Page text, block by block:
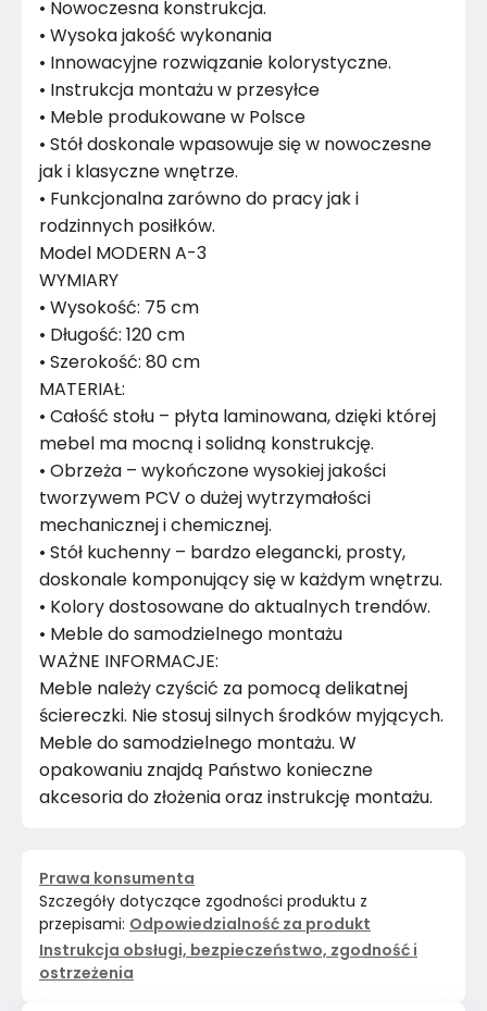
• Nowoczesna konstrukcja.
• Wysoka jakość wykonania
• Innowacyjne rozwiązanie kolorystyczne.
• Instrukcja montażu w przesyłce
• Meble produkowane w Polsce
• Stół doskonale wpasowuje się w nowoczesne
jak i klasyczne wnętrze.
• Funkcjonalna zarówno do pracy jak i
rodzinnych posiłków.
Model MODERN A-3
WYMIARY
• Wysokość: 75 cm
• Długość: 120 cm
• Szerokość: 80 cm
MATERIAŁ:
• Całość stołu – płyta laminowana, dzięki której
mebel ma mocną i solidną konstrukcję.
• Obrzeża – wykończone wysokiej jakości
tworzywem PCV o dużej wytrzymałości
mechanicznej i chemicznej.
• Stół kuchenny – bardzo elegancki, prosty,
doskonale komponujący się w każdym wnętrzu.
• Kolory dostosowane do aktualnych trendów.
• Meble do samodzielnego montażu
WAŻNE INFORMACJE:
Meble należy czyścić za pomocą delikatnej
ściereczki. Nie stosuj silnych środków myjących.
Meble do samodzielnego montażu. W
opakowaniu znajdą Państwo konieczne
akcesoria do złożenia oraz instrukcję montażu.
Prawa konsumenta
Szczegóły dotyczące zgodności produktu z
przepisami: Odpowiedzialność za produkt
Instrukcja obsługi, bezpieczeństwo, zgodność i
ostrzeżenia